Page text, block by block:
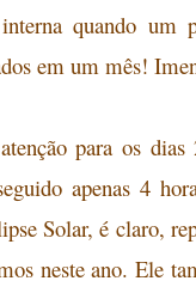
quando um
em um mês!
para osdias
apenas 4
Solar, é claro,
neste ano. Ele